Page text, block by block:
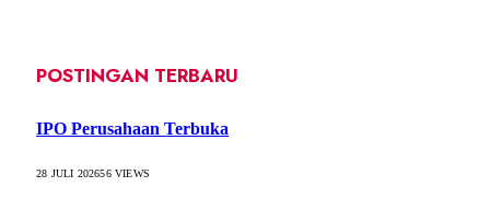
POSTINGAN TERBARU
IPO Perusahaan Terbuka
28 JULI 202656VIEWS